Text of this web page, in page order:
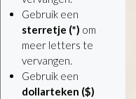
Gebruik een
sterretje (*) om
meer letters te
vervangen.
Gebruik een
dollarteken ($)